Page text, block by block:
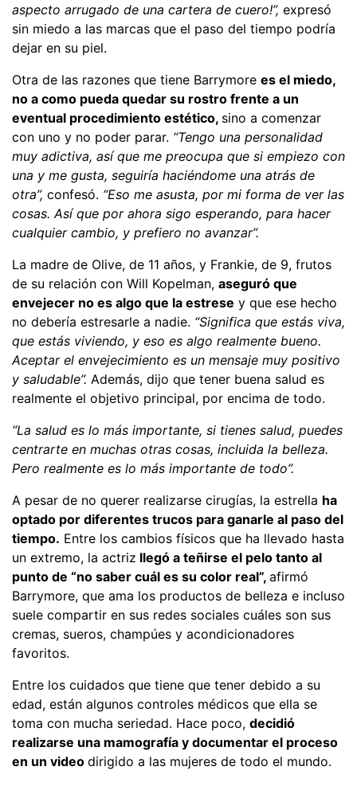
aspecto arrugado de una cartera de cuero!”, expresó
sin miedo a las marcas que el paso del tiempo podría
dejar en su piel.
Otra de las razones que tiene Barrymore es el miedo,
no a como pueda quedar su rostro frente a un
eventual procedimiento estético, sino a comenzar
con uno y no poder parar. “Tengo una personalidad
muy adictiva, así que me preocupa que si empiezo con
una y me gusta, seguiría haciéndome una atrás de
otra”, confesó. “Eso me asusta, por mi forma de ver las
cosas. Así que por ahora sigo esperando, para hacer
cualquier cambio, y prefiero no avanzar”.
La madre de Olive, de 11 años, y Frankie, de 9, frutos
de su relación con Will Kopelman, aseguró que
envejecer no es algo que la estrese y que ese hecho
no debería estresarle a nadie. “Significa que estás viva,
que estás viviendo, y eso es algo realmente bueno.
Aceptar el envejecimiento es un mensaje muy positivo
y saludable”. Además, dijo que tener buena salud es
realmente el objetivo principal, por encima de todo.
“La salud es lo más importante, si tienes salud, puedes
centrarte en muchas otras cosas, incluida la belleza.
Pero realmente es lo más importante de todo”.
A pesar de no querer realizarse cirugías, la estrella ha
optado por diferentes trucos para ganarle al paso del
tiempo. Entre los cambios físicos que ha llevado hasta
un extremo, la actriz llegó a teñirse el pelo tanto al
punto de “no saber cuál es su color real”, afirmó
Barrymore, que ama los productos de belleza e incluso
suele compartir en sus redes sociales cuáles son sus
cremas, sueros, champúes y acondicionadores
favoritos.
Entre los cuidados que tiene que tener debido a su
edad, están algunos controles médicos que ella se
toma con mucha seriedad. Hace poco, decidió
realizarse una mamografía y documentar el proceso
en un video dirigido a las mujeres de todo el mundo.